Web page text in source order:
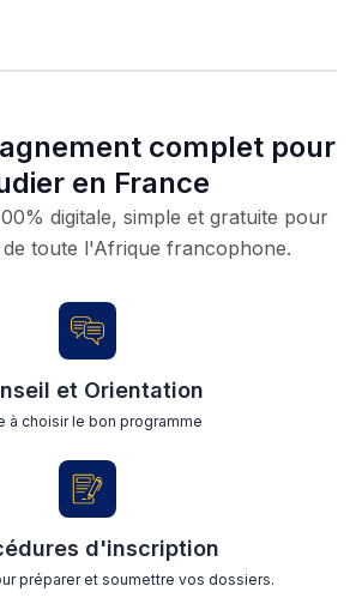
complet pour
en France
digitale, simple et gratuite pour
de toute l'Afrique francophone.
et Orientation
à choisir le bon programme
d'inscription
préparer et soumettre vos dossiers.